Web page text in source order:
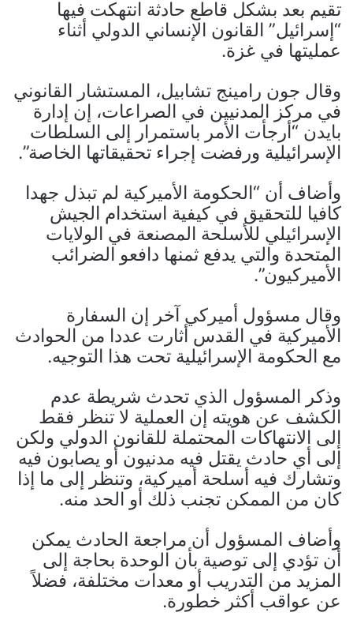
تقيم بعد بشكل قاطع حادثة انتهكت فيها
“إسرائيل” القانون الإنساني الدولي أثناء
عمليتها في غزة.
وقال جون رامينج تشابيل، المستشار القانوني
في مركز المدنيين في الصراعات، إن إدارة
بايدن “أرجأت الأمر باستمرار إلى السلطات
الإسرائيلية ورفضت إجراء تحقيقاتها الخاصة”.
وأضاف أن “الحكومة الأميركية لم تبذل جهدا
كافيا للتحقيق في كيفية استخدام الجيش
الإسرائيلي للأسلحة المصنعة في الولايات
المتحدة والتي يدفع ثمنها دافعو الضرائب
الأميركيون”.
وقال مسؤول أميركي آخر إن السفارة
الأميركية في القدس أثارت عددا من الحوادث
مع الحكومة الإسرائيلية تحت هذا التوجيه.
وذكر المسؤول الذي تحدث شريطة عدم
الكشف عن هويته إن العملية لا تنظر فقط
إلى الانتهاكات المحتملة للقانون الدولي ولكن
إلى أي حادث يقتل فيه مدنيون أو يصابون فيه
وتشارك فيه أسلحة أميركية، وتنظر إلى ما إذا
كان من الممكن تجنب ذلك أو الحد منه.
وأضاف المسؤول أن مراجعة الحادث يمكن
أن تؤدي إلى توصية بأن الوحدة بحاجة إلى
المزيد من التدريب أو معدات مختلفة، فضلاً
عن عواقب أكثر خطورة.